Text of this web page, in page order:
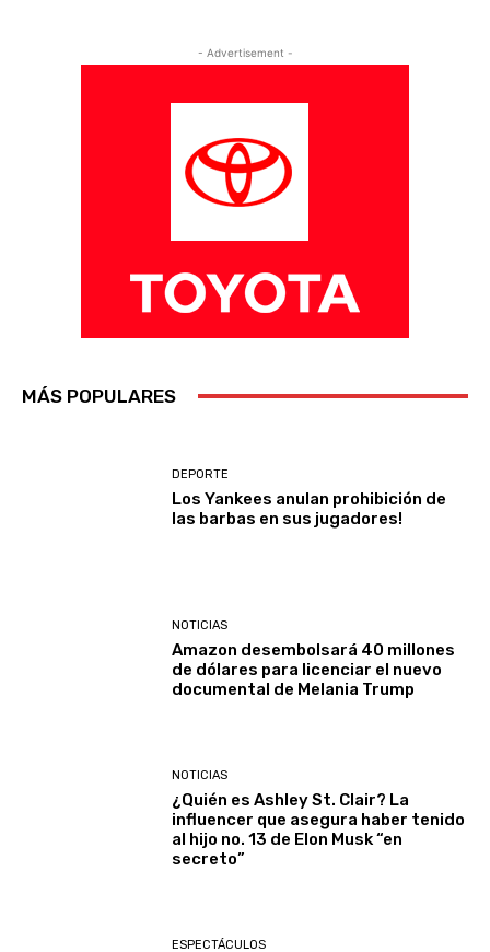
- Advertisement -
MÁS POPULARES
DEPORTE
Los Yankees anulan prohibición de
las barbas en sus jugadores!
NOTICIAS
Amazon desembolsará 40 millones
de dólares para licenciar el nuevo
documental de Melania Trump
NOTICIAS
¿Quién es Ashley St. Clair? La
influencer que asegura haber tenido
al hijo no. 13 de Elon Musk “en
secreto”
ESPECTÁCULOS